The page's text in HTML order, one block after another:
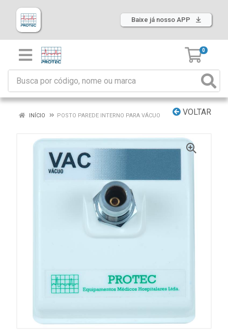
Baixe já nosso APP
0
VOLTAR
INÍCIO POSTO PAREDE INTERNO PARA VÁCUO